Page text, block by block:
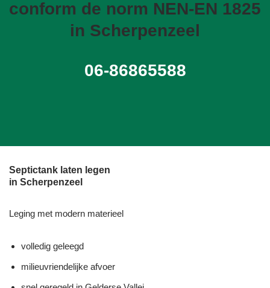
conform de norm NEN-EN 1825
in Scherpenzeel
06-86865588
Septictank laten legen
in Scherpenzeel
Leging met modern materieel
volledig geleegd
milieuvriendelijke afvoer